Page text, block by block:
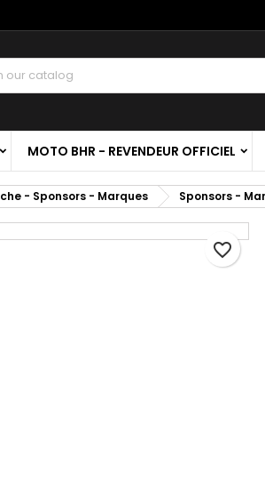
MOTO BHR - REVENDEUR OFFICIEL
- Sponsors - Marques Sponsors -
favorite_border